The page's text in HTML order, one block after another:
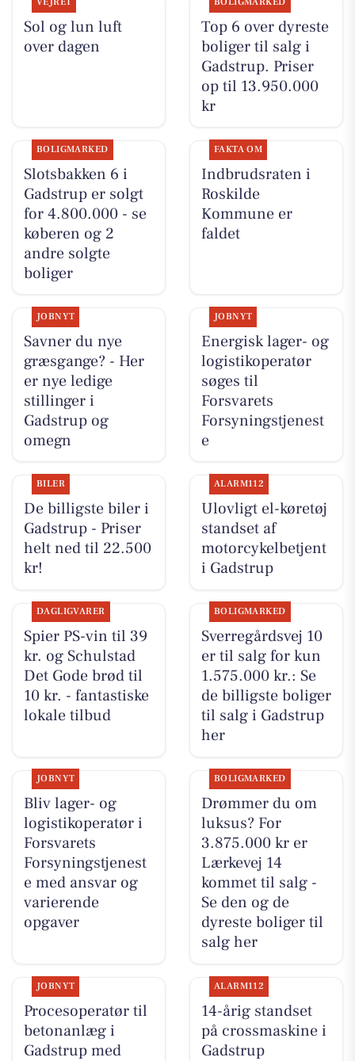
Sol og lun luft
over dagen
Top 6 over dyreste
boliger til salg i
Gadstrup. Priser
op til 13.950.000
kr
BOLIGMARKED
Slotsbakken 6 i
Gadstrup er solgt
for 4.800.000 - se
køberen og 2
andre solgte
boliger
FAKTA OM
Indbrudsraten i
Roskilde
Kommune er
faldet
JOBNYT
Savner du nye
græsgange? - Her
er nye ledige
stillinger i
Gadstrup og
omegn
JOBNYT
Energisk lager- og
logistikoperatør
søges til
Forsvarets
Forsyningstjenest
e
BILER
De billigste biler i
Gadstrup - Priser
helt ned til 22.500
kr!
ALARM112
Ulovligt el-køretøj
standset af
motorcykelbetjent
i Gadstrup
DAGLIGVARER
Spier PS-vin til 39
kr. og Schulstad
Det Gode brød til
10 kr. - fantastiske
lokale tilbud
BOLIGMARKED
Sverregårdsvej 10
er til salg for kun
1.575.000 kr.: Se
de billigste boliger
til salg i Gadstrup
her
JOBNYT
Bliv lager- og
logistikoperatør i
Forsvarets
Forsyningstjenest
e med ansvar og
varierende
opgaver
BOLIGMARKED
Drømmer du om
luksus? For
3.875.000 kr er
Lærkevej 14
kommet til salg -
Se den og de
dyreste boliger til
salg her
JOBNYT
Procesoperatør til
betonanlæg i
Gadstrup med
ALARM112
14-årig standset
på crossmaskine i
Gadstrup